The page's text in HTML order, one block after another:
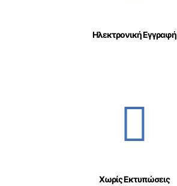
Ηλεκτρονική Εγγραφή
Χωρίς Εκτυπώσεις